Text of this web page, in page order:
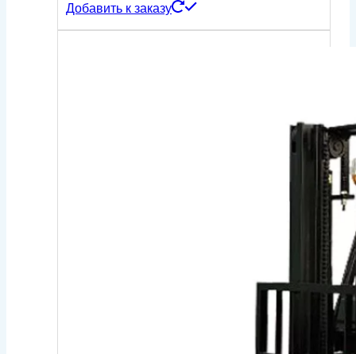
Добавить к заказу